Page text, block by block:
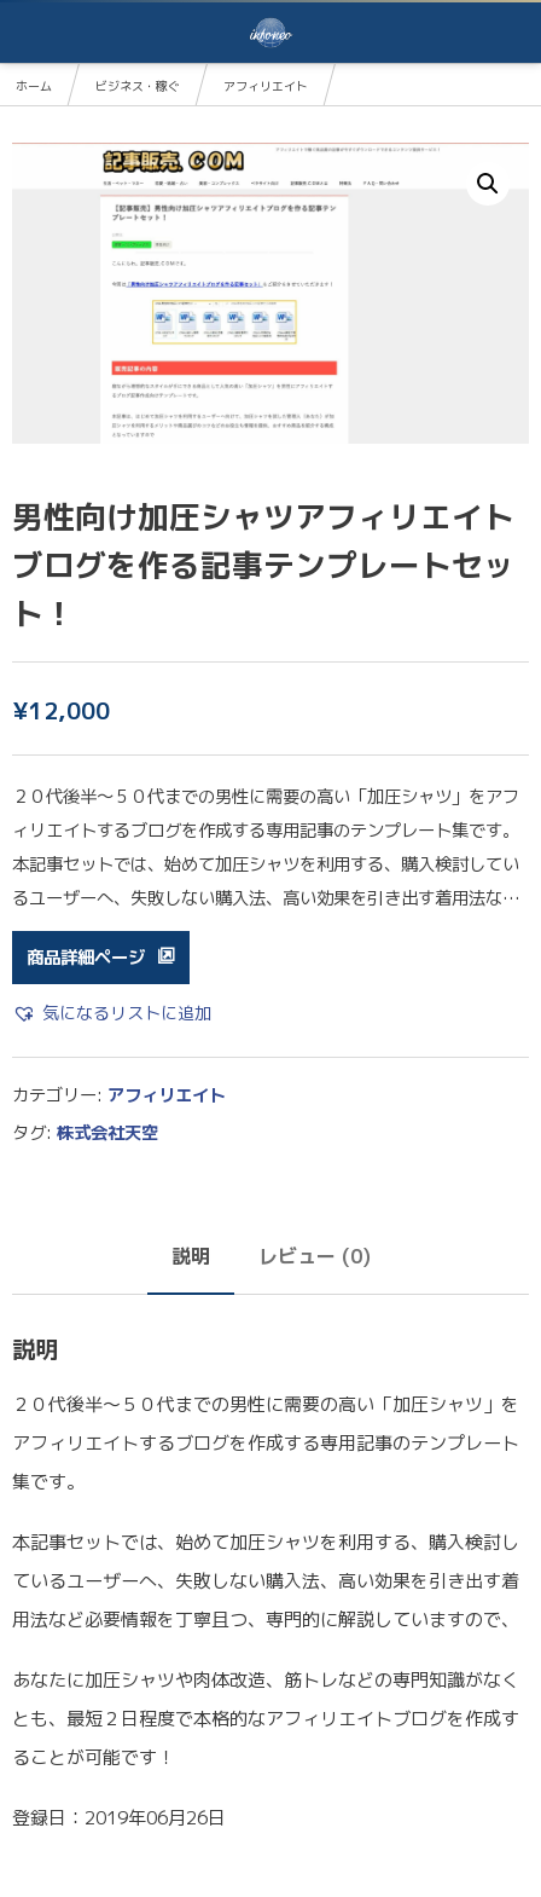
ホーム ビジネス・稼ぐ
アフィリエイト
男性向け加圧シャツアフィリエイト
ブログを作る記事テンプレートセッ
ト！
¥12,000
２０代後半〜５０代までの男性に需要の高い「加圧シャツ」をアフ
ィリエイトするブログを作成する専用記事のテンプレート集です。
本記事セットでは、始めて加圧シャツを利用する、購入検討してい
るユーザーへ、失敗しない購入法、高い効果を引き出す着用法な…
商品詳細ページ
気になるリストに追加
カテゴリー: アフィリエイト
タグ: 株式会社天空
説明 レビュー (0)
説明
２０代後半〜５０代までの男性に需要の高い「加圧シャツ」を
アフィリエイトするブログを作成する専用記事のテンプレート
集です。
本記事セットでは、始めて加圧シャツを利用する、購入検討し
ているユーザーへ、失敗しない購入法、高い効果を引き出す着
用法など必要情報を丁寧且つ、専門的に解説していますので、
あなたに加圧シャツや肉体改造、筋トレなどの専門知識がなく
とも、最短２日程度で本格的なアフィリエイトブログを作成す
ることが可能です！
登録日：2019年06月26日